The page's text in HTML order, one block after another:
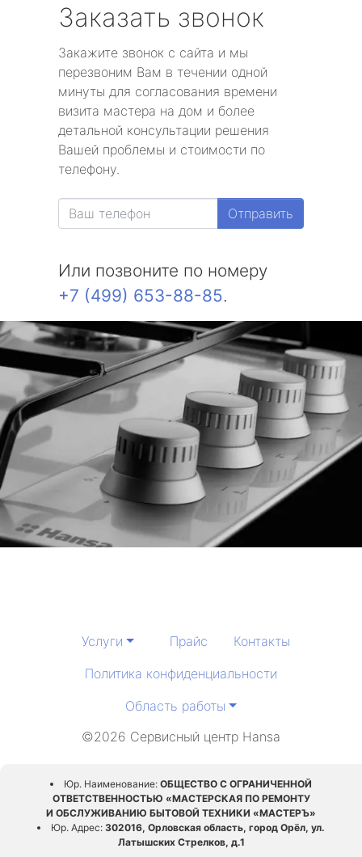
Заказать звонок
Закажите звонок с сайта и мы
перезвоним Вам в течении одной
минуты для согласования времени
визита мастера на дом и более
детальной консультации решения
Вашей проблемы и стоимости по
телефону.
Отправить
Или позвоните по номеру
+7 (499) 653-88-85.
Услуги Прайс
Контакты
Политика конфиденциальности
Область работы
©2026 Сервисный центр Hansa
Юр. Наименование: ОБЩЕСТВО С ОГРАНИЧЕННОЙ
ОТВЕТСТВЕННОСТЬЮ «МАСТЕРСКАЯ ПО РЕМОНТУ
И ОБСЛУЖИВАНИЮ БЫТОВОЙ ТЕХНИКИ «МАСТЕРЪ»
Юр. Адрес: 302016, Орловская область, город Орёл, ул.
Латышских Стрелков, д.1